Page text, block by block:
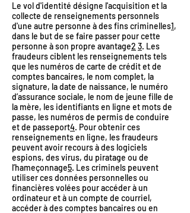
Le vol d'identité désigne l'acquisition et la
collecte de renseignements personnels
d'une autre personne à des fins criminelles1,
dans le but de se faire passer pour cette
personne à son propre avantage2 3. Les
fraudeurs ciblent les renseignements tels
que les numéros de carte de crédit et de
comptes bancaires, le nom complet, la
signature, la date de naissance, le numéro
d’assurance sociale, le nom de jeune fille de
la mère, les identifiants en ligne et mots de
passe, les numéros de permis de conduire
et de passeport4. Pour obtenir ces
renseignements en ligne, les fraudeurs
peuvent avoir recours à des logiciels
espions, des virus, du piratage ou de
l’hameçonnage5. Les criminels peuvent
utiliser ces données personnelles ou
financières volées pour accéder à un
ordinateur et à un compte de courriel,
accéder à des comptes bancaires ou en